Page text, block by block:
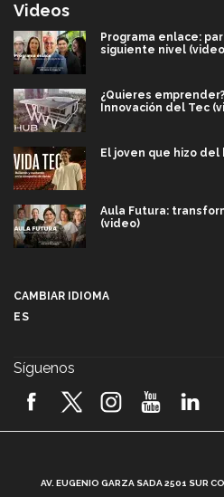
Videos
Programa enlace:
siguiente nivel
¿Quieres
Innovación del Tec
El joven que hizo
Aula Futura:
(video)
2026! (video)
CAMBIAR IDIOMA
ES
Síguenos
AV. EUGENIO GARZA SADA 2501 SUR